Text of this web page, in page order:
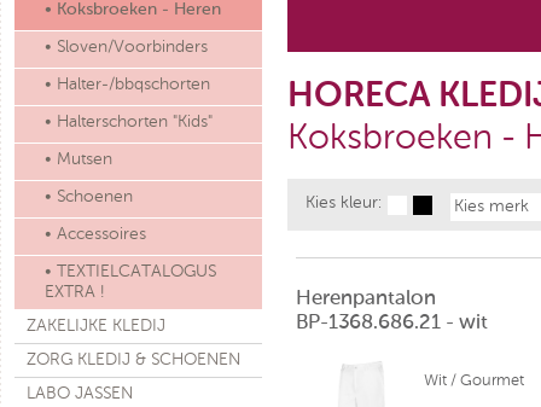
• Koksbroeken - Heren
• Sloven/Voorbinders
• Halter-/bbqschorten
• Halterschorten "Kids"
• Mutsen
• Schoenen
• Accessoires
• TEXTIELCATALOGUS
EXTRA !
ZAKELIJKE KLEDIJ
ZORG KLEDIJ & SCHOENEN
LABO JASSEN
HORECA
Koksbroeken -
Kies kleur: Kies merk
Herenpantalon
BP-1368.686.21 - wit
Wit / Gourmet